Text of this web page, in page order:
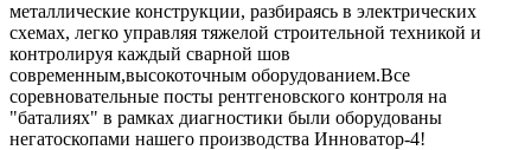
металлические конструкции, разбираясь в электрических
схемах, легко управляя тяжелой строительной техникой и
контролируя каждый сварной шов
современным,высокоточным оборудованием.Все
соревновательные посты рентгеновского контроля на
"баталиях" в рамках диагностики были оборудованы
негатоскопами нашего производства Инноватор-4!